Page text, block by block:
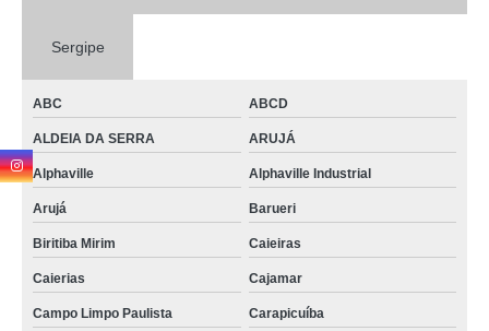
Sergipe
ABC ABCD
ALDEIA DA SERRA ARUJÁ
Alphaville Alphaville Industrial
Arujá Barueri
Biritiba Mirim Caieiras
Caierias Cajamar
Campo Limpo Paulista Carapicuíba